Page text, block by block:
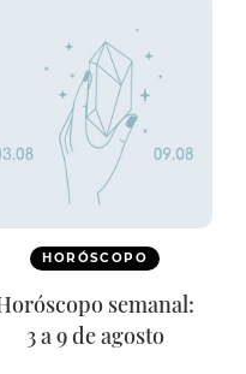
HORÓSCOPO
semanal:
3 a 9 de agosto